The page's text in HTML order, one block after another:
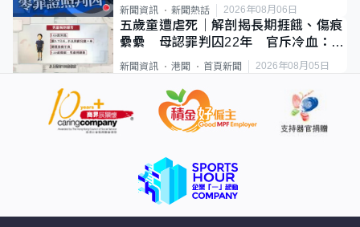
新聞資訊 新聞熱話 2026年08月06日
五歲童遭虐死｜解剖揭長期捱餓、傷痕
纍纍 母認罪判囚22年 官斥冷血：同
類案最惡劣
新聞資訊 港聞 首頁新聞 2026年08月05日